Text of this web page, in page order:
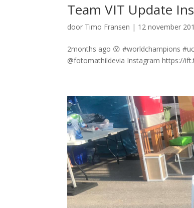
Team VIT Update
door Timo Fransen | 12 november
2months ago 😮 #worldchampions
@fotomathildevia Instagram https://